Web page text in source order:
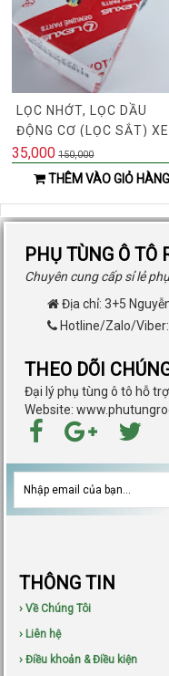
LỌC NHỚT, LỌC DẦU
ĐỘNG CƠ (LỌC SẮT) XE
TOYOTA VIOS, WIGO,
YARIS, CAMRY, ALTIS
35,000 150,000
THÊM VÀO GIỎ HÀNG
PHỤ TÙNG Ô TÔ
Chuyên cung cấp sỉ lẻ
Địa chỉ: 3+5
Hotline/Zalo/
THEO DÕI
Đại lý phụ tùng ô tô hỗ
Website:
THÔNG TIN
› Về Chúng Tôi
› Liên hệ
› Điều khoản & Điều kiện